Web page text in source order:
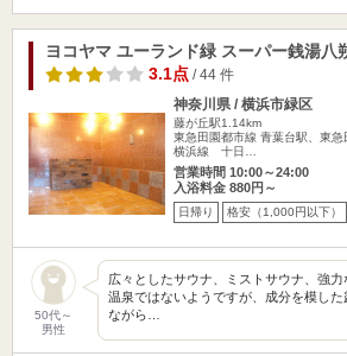
ヨコヤマ ユーランド緑 スーパー銭湯八
3.1点/ 44 件
神奈川県 / 横浜市緑区
藤が丘駅1.14km
東急田園都市線 青葉台駅、東
横浜線 十日…
営業時間 10:00～24:00
入浴料金 880円～
日帰り 格安（1,000円以下）
50代～
男性
広々としたサウナ、ミストサウナ、強力
温泉ではないようですが、成分を模し
ながら…